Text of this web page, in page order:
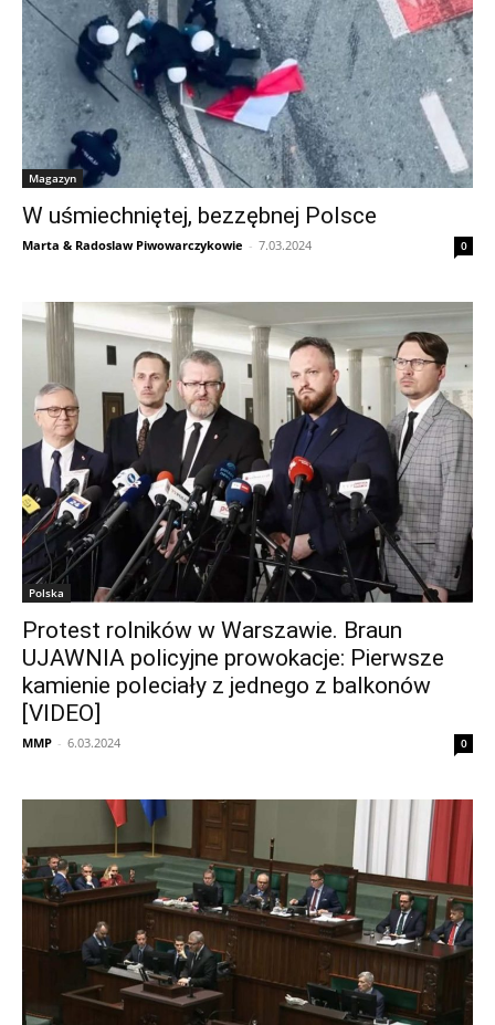
Magazyn
W uśmiechniętej, bezzębnej Polsce
Marta & Radoslaw Piwowarczykowie - 7.03.2024 0
Polska
Protest rolników w Warszawie. Braun
UJAWNIA policyjne prowokacje: Pierwsze
kamienie poleciały z jednego z balkonów
[VIDEO]
MMP - 6.03.2024 0